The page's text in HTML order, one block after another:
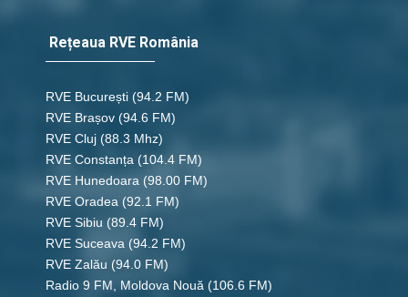
Rețeaua RVE România
RVE București (94.2 FM)
RVE Brașov (94.6 FM)
RVE Cluj (88.3 Mhz)
RVE Constanța (104.4 FM)
RVE Hunedoara (98.00 FM)
RVE Oradea (92.1 FM)
RVE Sibiu (89.4 FM)
RVE Suceava (94.2 FM)
RVE Zalău (94.0 FM)
Radio 9 FM, Moldova Nouă (106.6 FM)